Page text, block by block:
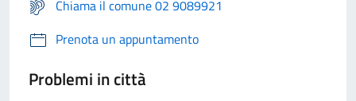
Chiama il comune 02 9089921
Prenota un appuntamento
Problemi in città